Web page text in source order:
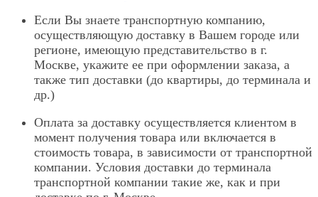
Если Вы знаете транспортную компанию,
осуществляющую доставку в Вашем городе или
регионе, имеющую представительство в г.
Москве, укажите ее при оформлении заказа, а
также тип доставки (до квартиры, до терминала и
др.)
Оплата за доставку осуществляется клиентом в
момент получения товара или включается в
стоимость товара, в зависимости от транспортной
компании. Условия доставки до терминала
транспортной компании такие же, как и при